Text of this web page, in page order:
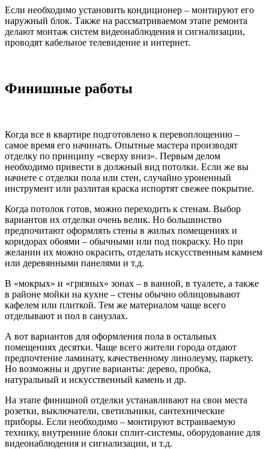
Если необходимо установить кондиционер – монтируют его
наружный блок. Также на рассматриваемом этапе ремонта
делают монтаж систем видеонаблюдения и сигнализации,
проводят кабельное телевидение и интернет.
Финишные работы
Когда все в квартире подготовлено к перевоплощению –
самое время его начинать. Опытные мастера производят
отделку по принципу «сверху вниз». Первым делом
необходимо привести в должный вид потолки. Если же вы
начнете с отделки пола или стен, случайно уроненный
инструмент или разлитая краска испортят свежее покрытие.
Когда потолок готов, можно переходить к стенам. Выбор
вариантов их отделки очень велик. Но большинство
предпочитают оформлять стены в жилых помещениях и
коридорах обоями – обычными или под покраску. Но при
желании их можно окрасить, отделать искусственным камнем
или деревянными панелями и т.д.
В «мокрых» и «грязных» зонах – в ванной, в туалете, а также
в районе мойки на кухне – стены обычно облицовывают
кафелем или плиткой. Тем же материалом чаще всего
отделывают и пол в санузлах.
А вот вариантов для оформления пола в остальных
помещениях десятки. Чаще всего жители города отдают
предпочтение ламинату, качественному линолеуму, паркету.
Но возможны и другие варианты: дерево, пробка,
натуральный и искусственный камень и др.
На этапе финишной отделки устанавливают на свои места
розетки, выключатели, светильники, сантехнические
приборы. Если необходимо – монтируют встраиваемую
технику, внутренние блоки сплит-системы, оборудование для
видеонаблюдения и сигнализации, и т.д.